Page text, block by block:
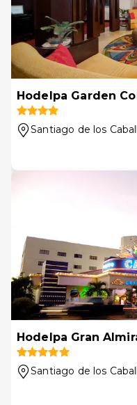
Hodelpa Garden
Santiago de los
Hodelpa Gran
Santiago de los